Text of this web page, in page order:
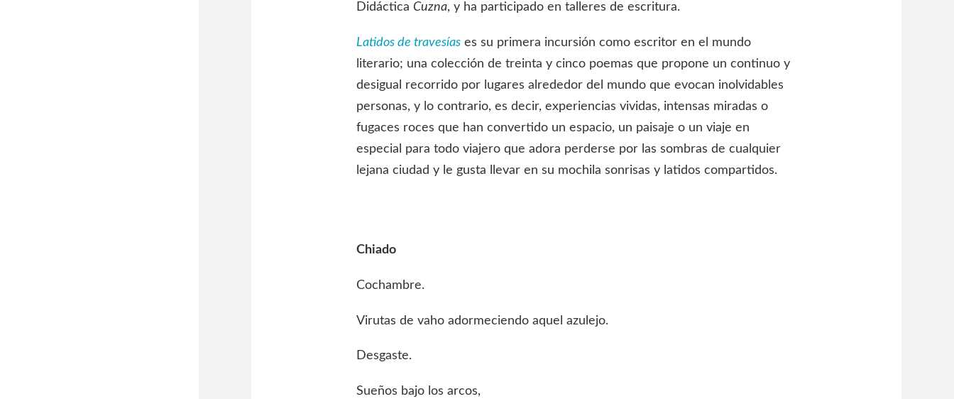
Didáctica Cuzna, y ha participado en talleres de escritura.
Latidos de travesías es su primera incursión como escritor en el mundo
literario; una colección de treinta y cinco poemas que propone un continuo y
desigual recorrido por lugares alrededor del mundo que evocan inolvidables
personas, y lo contrario, es decir, experiencias vividas, intensas miradas o
fugaces roces que han convertido un espacio, un paisaje o un viaje en
especial para todo viajero que adora perderse por las sombras de cualquier
lejana ciudad y le gusta llevar en su mochila sonrisas y latidos compartidos.
Chiado
Cochambre.
Virutas de vaho adormeciendo aquel azulejo.
Desgaste.
Sueños bajo los arcos,